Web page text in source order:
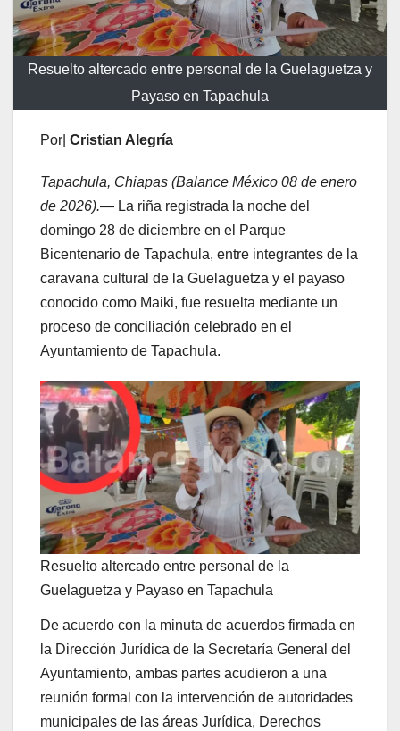
Resuelto altercado entre personal de la Guelaguetza y
Payaso en Tapachula
Por| Cristian Alegría
Tapachula, Chiapas (Balance México 08 de enero
de 2026).— La riña registrada la noche del
domingo 28 de diciembre en el Parque
Bicentenario de Tapachula, entre integrantes de la
caravana cultural de la Guelaguetza y el payaso
conocido como Maiki, fue resuelta mediante un
proceso de conciliación celebrado en el
Ayuntamiento de Tapachula.
Resuelto altercado entre personal de la
Guelaguetza y Payaso en Tapachula
De acuerdo con la minuta de acuerdos firmada en
la Dirección Jurídica de la Secretaría General del
Ayuntamiento, ambas partes acudieron a una
reunión formal con la intervención de autoridades
municipales de las áreas Jurídica, Derechos